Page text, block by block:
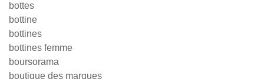
bottes
bottine
bottines
bottines femme
boursorama
boutique des marques